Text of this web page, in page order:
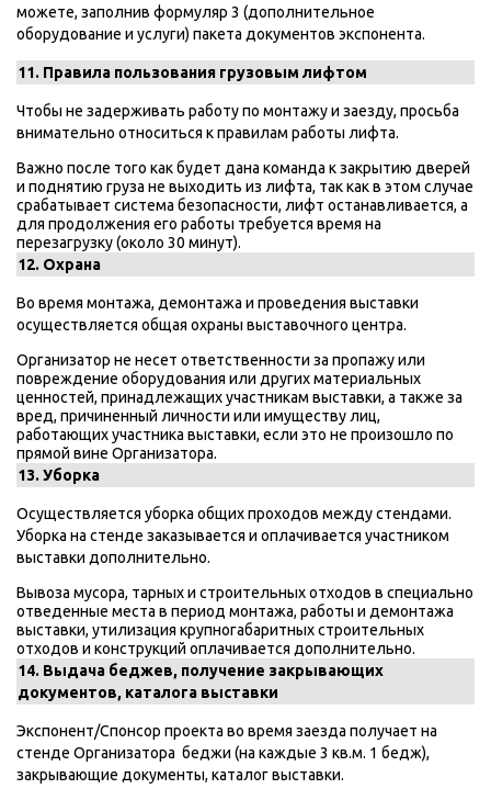
можете, заполнив формуляр 3 (дополнительное
оборудование и услуги) пакета документов экспонента.
11. Правила пользования грузовым лифтом
Чтобы не задерживать работу по монтажу и заезду, просьба
внимательно относиться к правилам работы лифта.
Важно после того как будет дана команда к закрытию дверей
и поднятию груза не выходить из лифта, так как в этом случае
срабатывает система безопасности, лифт останавливается, а
для продолжения его работы требуется время на
перезагрузку (около 30 минут).
12. Охрана
Во время монтажа, демонтажа и проведения выставки
осуществляется общая охраны выставочного центра.
Организатор не несет ответственности за пропажу или
повреждение оборудования или других материальных
ценностей, принадлежащих участникам выставки, а также за
вред, причиненный личности или имуществу лиц,
работающих участника выставки, если это не произошло по
прямой вине Организатора.
13. Уборка
Осуществляется уборка общих проходов между стендами.
Уборка на стенде заказывается и оплачивается участником
выставки дополнительно.
Вывоза мусора, тарных и строительных отходов в специально
отведенные места в период монтажа, работы и демонтажа
выставки, утилизация крупногабаритных строительных
отходов и конструкций оплачивается дополнительно.
14. Выдача беджев, получение закрывающих
документов, каталога выставки
Экспонент/Спонсор проекта во время заезда получает на
стенде Организатора беджи (на каждые 3 кв.м. 1 бедж),
закрывающие документы, каталог выставки.